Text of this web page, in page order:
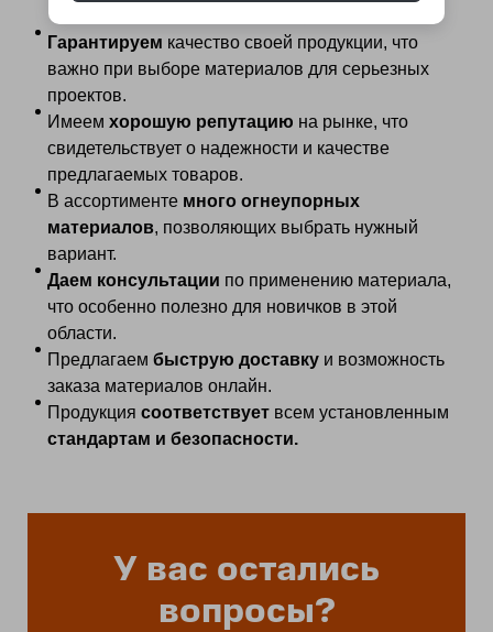
Гарантируем качество своей продукции, что
важно при выборе материалов для серьезных
проектов.
Имеем хорошую репутацию на рынке, что
свидетельствует о надежности и качестве
предлагаемых товаров.
В ассортименте много огнеупорных
материалов, позволяющих выбрать нужный
вариант.
Даем консультации по применению материала,
что особенно полезно для новичков в этой
области.
Предлагаем быструю доставку и возможность
заказа материалов онлайн.
Продукция соответствует всем установленным
стандартам и безопасности.
У вас остались
вопросы?